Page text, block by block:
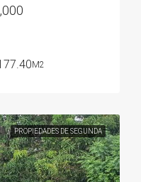
M2
PROPIEDADES DE SEGUNDA